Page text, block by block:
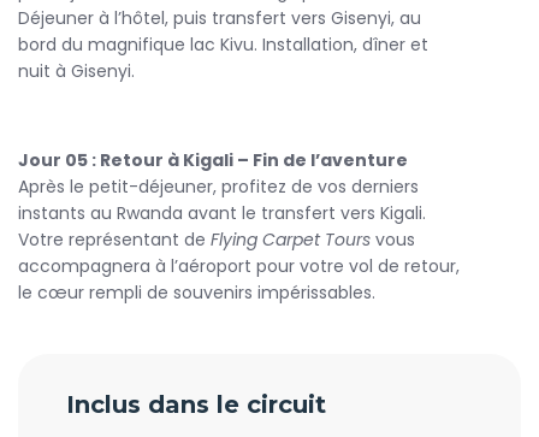
Déjeuner à l’hôtel, puis transfert vers Gisenyi, au
bord du magnifique lac Kivu. Installation, dîner et
nuit à Gisenyi.
Jour 05 : Retour à Kigali – Fin de l’aventure
Après le petit-déjeuner, profitez de vos derniers
instants au Rwanda avant le transfert vers Kigali.
Votre représentant de Flying Carpet Tours vous
accompagnera à l’aéroport pour votre vol de retour,
le cœur rempli de souvenirs impérissables.
Inclus dans le circuit